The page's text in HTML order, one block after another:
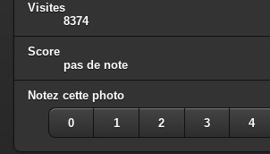
Visites
8374
Score
pas de note
Notez cette photo
0 1 2 3 4